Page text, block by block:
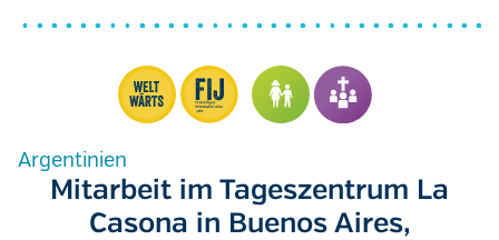
Argentinien
Mitarbeit im Tageszentrum La
Casona in Buenos Aires,